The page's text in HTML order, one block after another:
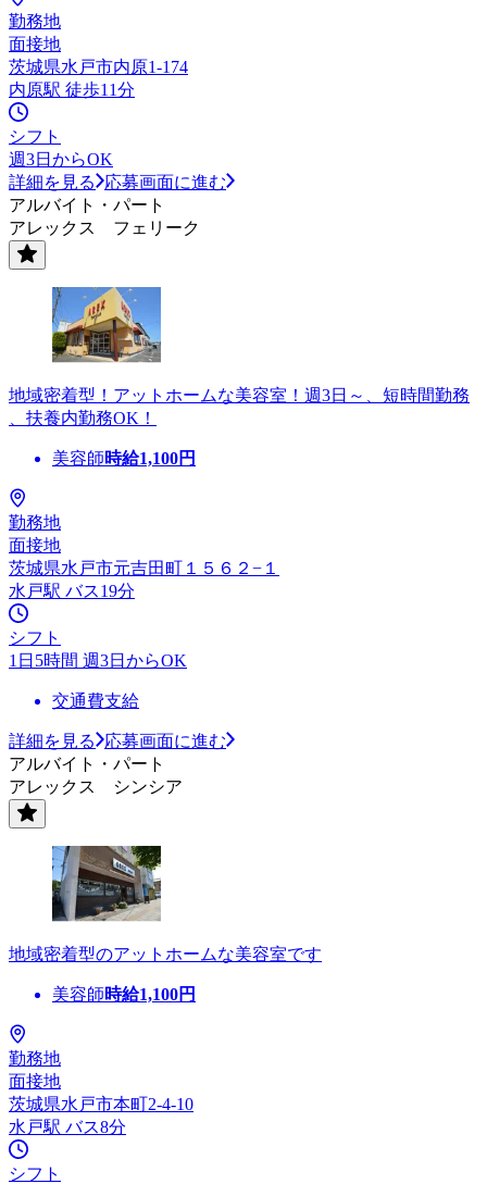
勤務地
面接地
茨城県水戸市内原1-174
内原駅 徒歩11分
シフト
週3日からOK
詳細を見る
応募画面に進む
アルバイト・パート
アレックス フェリーク
地域密着型！アットホームな美容室！週3日～、短時間勤務
、扶養内勤務OK！
美容師時給1,100円
勤務地
面接地
茨城県水戸市元吉田町１５６２−１
水戸駅 バス19分
シフト
1日5時間 週3日からOK
交通費支給
詳細を見る
応募画面に進む
アルバイト・パート
アレックス シンシア
地域密着型のアットホームな美容室です
美容師時給1,100円
勤務地
面接地
茨城県水戸市本町2-4-10
水戸駅 バス8分
シフト